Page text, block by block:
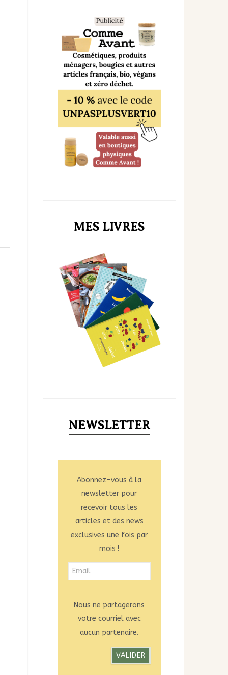
MES LIVRES
NEWSLETTER
Abonnez-vous à la
newsletter pour
recevoir tous les
articles et des news
exclusives une fois par
mois !
Nous ne partagerons
votre courriel avec
aucun partenaire.